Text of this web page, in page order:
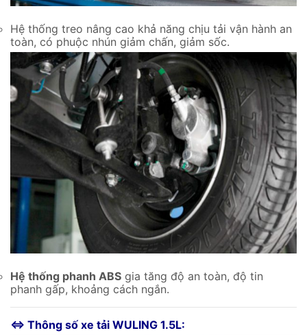
Hệ thống treo nâng cao khả năng chịu tải vận hành an
toàn, có phuộc nhún giảm chấn, giảm sốc.
Hệ thống phanh ABS gia tăng độ an toàn, độ tin
phanh gấp, khoảng cách ngắn.
⇔ Thông số xe tải WULING 1.5L: